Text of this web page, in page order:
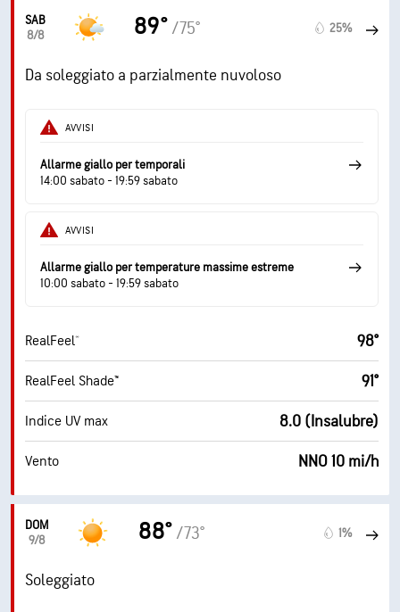
SAB
8/8
89° /75° 25%
Da soleggiato a parzialmente nuvoloso
AVVISI
Allarme giallo per temporali
14:00 sabato - 19:59 sabato
AVVISI
Allarme giallo per temperature massime estreme
10:00 sabato - 19:59 sabato
RealFeel® 98°
RealFeel Shade™ 91°
Indice UV max 8.0 (Insalubre)
Vento NNO 10 mi/h
DOM
9/8
88° /73° 1%
Soleggiato